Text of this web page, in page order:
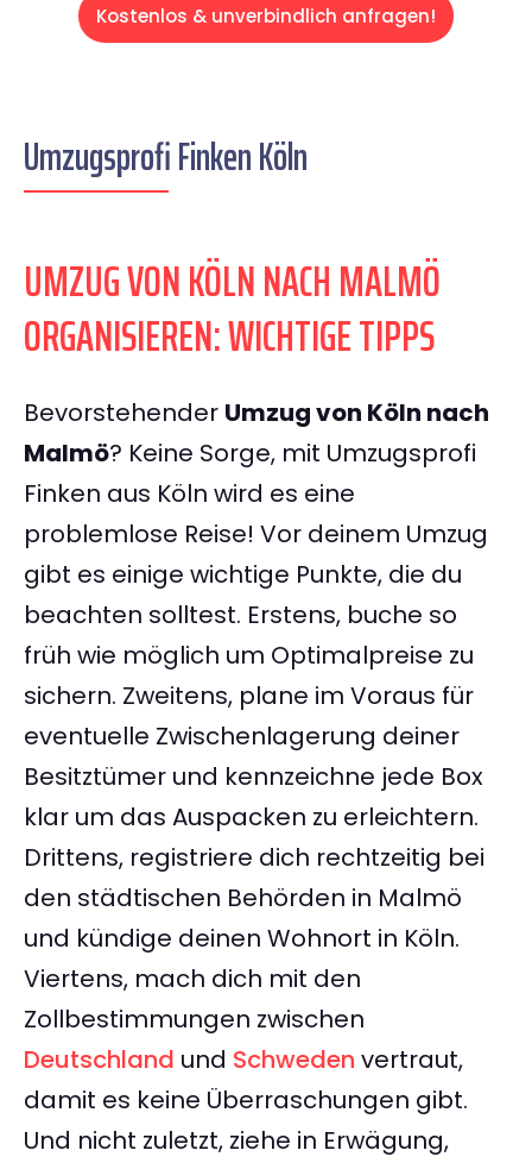
Kostenlos & unverbindlich anfragen!
Umzugsprofi Finken Köln
UMZUG VON KÖLN NACH MALMÖ
ORGANISIEREN: WICHTIGE TIPPS
Bevorstehender Umzug von Köln nach
Malmö? Keine Sorge, mit Umzugsprofi
Finken aus Köln wird es eine
problemlose Reise! Vor deinem Umzug
gibt es einige wichtige Punkte, die du
beachten solltest. Erstens, buche so
früh wie möglich um Optimalpreise zu
sichern. Zweitens, plane im Voraus für
eventuelle Zwischenlagerung deiner
Besitztümer und kennzeichne jede Box
klar um das Auspacken zu erleichtern.
Drittens, registriere dich rechtzeitig bei
den städtischen Behörden in Malmö
und kündige deinen Wohnort in Köln.
Viertens, mach dich mit den
Zollbestimmungen zwischen
Deutschland und Schweden vertraut,
damit es keine Überraschungen gibt.
Und nicht zuletzt, ziehe in Erwägung,